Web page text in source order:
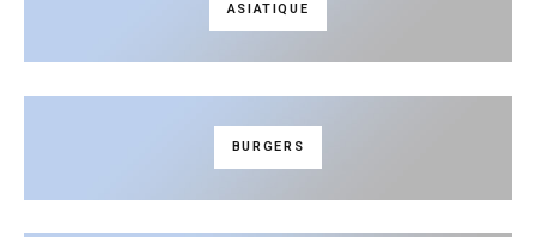
ASIATIQUE
BURGERS